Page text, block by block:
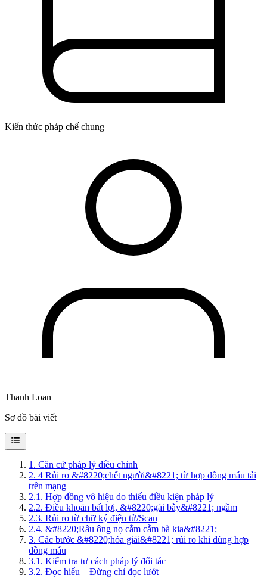
Kiến thức pháp chế chung
Thanh Loan
Sơ đồ bài viết
1 . Căn cứ pháp lý điều chỉnh
2. 4 Rủi ro &#8220;chết người&#8221; từ hợp đồng mẫu tải
trên mạng
2.1 . Hợp đồng vô hiệu do thiếu điều kiện pháp lý
2.2. Điều khoản bất lợi, &#8220;gài bẫy&#8221; ngầm
2.3. Rủi ro từ chữ ký điện tử/Scan
2.4. &#8220;Râu ông nọ cắm cằm bà kia&#8221;
3. Các bước &#8220;hóa giải&#8221; rủi ro khi dùng hợp
đồng mẫu
3.1 . Kiểm tra tư cách pháp lý đối tác
3.2. Đọc hiểu – Đừng chỉ đọc lướt